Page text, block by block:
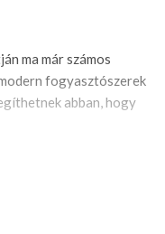
ma már számos
fogyasztószerek
abban, hogy